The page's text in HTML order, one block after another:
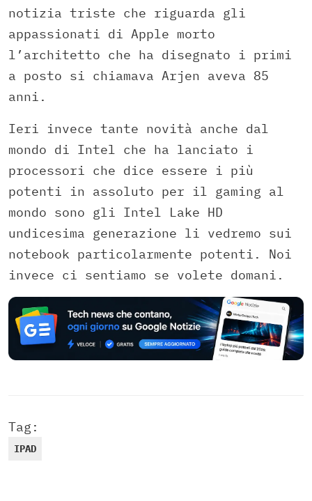
notizia triste che riguarda gli
appassionati di Apple morto
l’architetto che ha disegnato i primi
a posto si chiamava Arjen aveva 85
anni.
Ieri invece tante novità anche dal
mondo di Intel che ha lanciato i
processori che dice essere i più
potenti in assoluto per il gaming al
mondo sono gli Intel Lake HD
undicesima generazione li vedremo sui
notebook particolarmente potenti. Noi
invece ci sentiamo se volete domani.
Tag:
IPAD